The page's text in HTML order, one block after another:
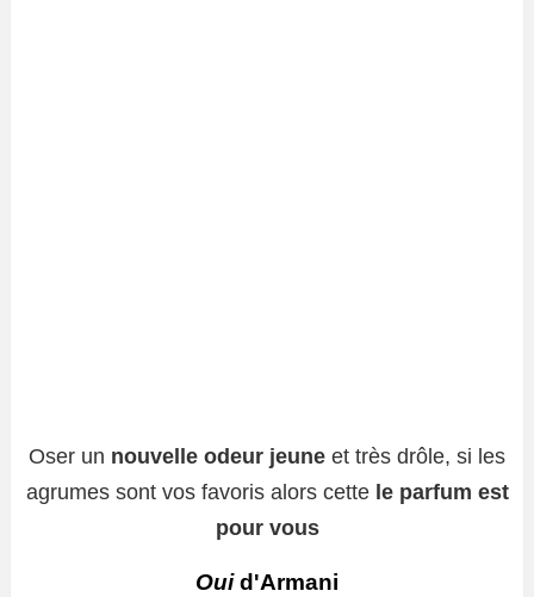
Oser un nouvelle odeur jeune et très drôle, si les
agrumes sont vos favoris alors cettele parfum est
pour vous
Ouid'Armani